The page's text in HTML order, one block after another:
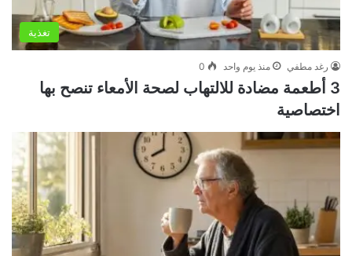
تغذية
رغد مطفي منذ يوم واحد 0
3 أطعمة مضادة للالتهاب لصحة الأمعاء تنصح بها
اختصاصية